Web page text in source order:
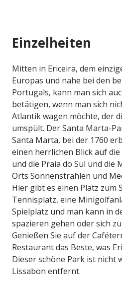
Einzelheiten
Mitten in Ericeira, dem
Europas und nahe bei den
Portugals, kann man sich
betätigen, wenn man sich
Atlantik wagen möchte, der
umspült. Der Santa Marta-
Santa Marta, bei der 1760
einen herrlichen Blick auf
und die Praia do Sul und die
Orts Sonnenstrahlen und
Hier gibt es einen Platz zum
Tennisplatz, eine
Spielplatz und man kann in
spazieren gehen oder sich
Genießen Sie auf der
Restaurant das Beste, was
Dieser schöne Park ist nicht
Lissabon entfernt.